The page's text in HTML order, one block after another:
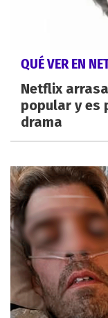
QUÉ VER EN
Netflix
popular y es
drama